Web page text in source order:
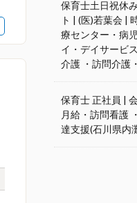
保育士土日祝休
ト | (医)若葉会 |
療センター・病
イ・デイサービ
介護 ・訪問介護
保育士 正社員 |
月給・訪問看護
達支援(石川県内